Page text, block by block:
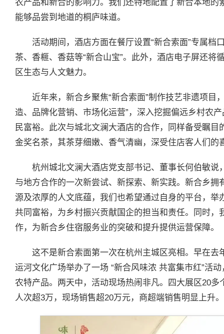
农产品和新合的影响力。我们还特地配置了新合本地
能够品尝到地道的桐庐味道。
活动期间，酒店方面在餐厅设置“新合索面”专属档
茶、香榧、香菇等“新合山宝”。此外，酒店电子屏还将
区生态与人文魅力。
近年来，新合乡聚焦“新合索面”制作技艺非遗项目
造、品牌化营销、市场化运营”，深入挖掘偏远乡村农
民富裕。此次与城北文澜大酒店的合作，同样备受瞩目
金奖名茶，其茶芽细嫩、香气清幽，深受住店客人们的
杭州城北文澜大酒店党支部书记、董事长何伯敏
与地方合作的一次新尝试、新探索、新实践。新合乡
源及浓厚的人文底蕴，我们也希望通过自身的平台，
共同富裕，为乡村振兴贡献国企的担当和责任。同时
作，为新合乡住宿服务业的突破和提升提供运营保障。
这不是新合索面第一次在杭州主城区亮相。早在去
运河文化广场举办了一场 “新合风味浓 共富集市红”活
农特产品。两天中，活动现场热闹非凡。四大展区20
人次超3万，现场销售超20万元，商超端销售明显上升。